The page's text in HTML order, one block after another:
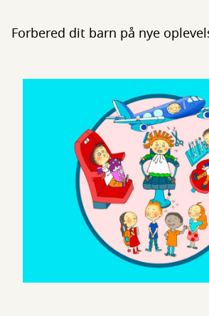
Forbered dit barn på nye